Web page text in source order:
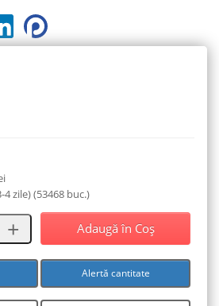
zile) (53468 buc.)
Adaugă în Coş
Alertă cantitate